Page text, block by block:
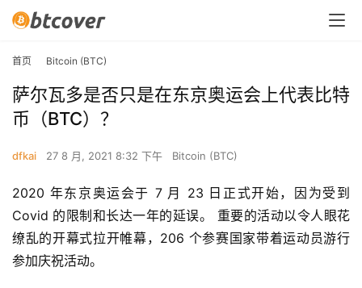
首页 Bitcoin (BTC)
萨尔瓦多是否只是在东京奥运会上代表比特
币（BTC）？
dfkai 27 8 月, 2021 8:32 下午 Bitcoin (BTC)
2020 年东京奥运会于 7 月 23 日正式开始，因为受到
Covid 的限制和长达一年的延误。 重要的活动以令人眼花
缭乱的开幕式拉开帷幕，206 个参赛国家带着运动员游行
参加庆祝活动。